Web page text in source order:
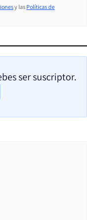
y las Políticas de
ser suscriptor.